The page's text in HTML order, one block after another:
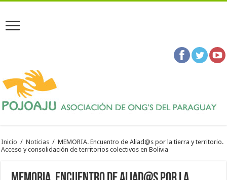
Inicio / Noticias / MEMORIA. Encuentro de Aliad@s por la tierra y territorio.
Acceso y consolidación de territorios colectivos en Bolivia